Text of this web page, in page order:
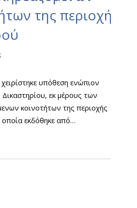
της περιοχής
υπόθεση ενώπιον
Δικαστηρίου, εκ μέρους των
κοινοτήτων της περιοχής
εκδόθηκε από…